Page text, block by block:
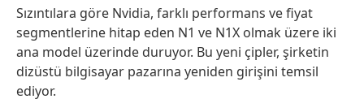
Sızıntılara göre Nvidia, farklı performans ve fiyat
segmentlerine hitap eden N1 ve N1X olmak üzere iki
ana model üzerinde duruyor. Bu yeni çipler, şirketin
dizüstü bilgisayar pazarına yeniden girişini temsil
ediyor.